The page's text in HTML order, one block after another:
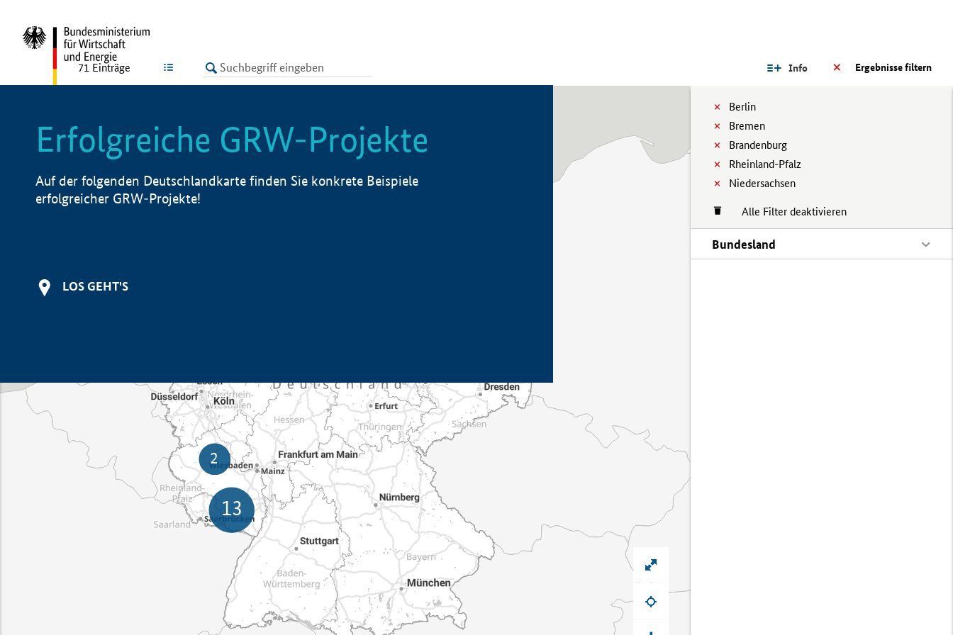
LISTE Ergebnisse filtern
Info
Berlin
Bremen
Brandenburg
Rheinland-Pfalz
Niedersachsen
Alle Filter deaktivieren
Bundesland
71 Einträge
Erfolgreiche GRW-Projekte
Auf der folgenden Deutschlandkarte finden Sie konkrete Beispiele
erfolgreicher GRW-Projekte!
LOS GEHT'S